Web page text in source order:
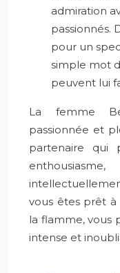
admiration
passionnés.
pour un
simple mot
peuvent lui
La femme
passionnée et
partenaire qui
vous êtes prêt
la flamme, vous
intense et